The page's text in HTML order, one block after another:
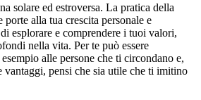
solare ed estroversa. La pratica della
alla tua crescita personale e
esplorare e comprendere i tuoi valori,
nella vita. Per te può essere
alle persone che ti circondano e,
vantaggi, pensi che sia utile che ti imitino